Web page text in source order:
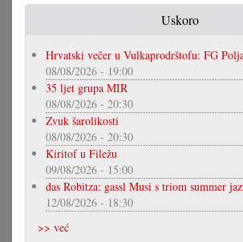
Uskoro
Hrvatski večer u Vulkaprodrštofu: FG
08/08/2026 - 19:00
35 ljet grupa MIR
08/08/2026 - 20:30
Zvuk šarolikosti
08/08/2026 - 20:30
Kiritof u Filežu
09/08/2026 - 15:00
das Robitza: gassl Musi s triom summer
12/08/2026 - 18:30
>> već